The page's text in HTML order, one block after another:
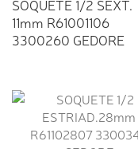
SOQUETE 1/2 SEXT.
11mm R61001106
3300260 GEDORE